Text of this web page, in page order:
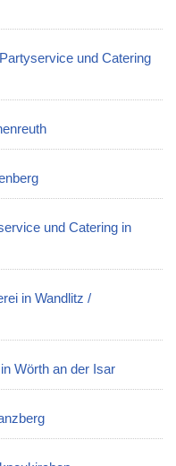
und Catering
und Catering in
in Wandlitz /
Wörth an der Isar